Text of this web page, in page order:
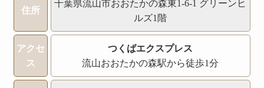
住所
千葉県流山市おおたかの森東1-6-1 グリーンヒ
ルズ1階
アクセ
ス
つくばエクスプレス
流山おおたかの森駅から徒歩1分